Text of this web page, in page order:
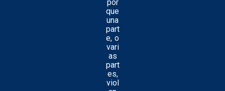
por
que
una
part
e, o
vari
as
part
es,
viol